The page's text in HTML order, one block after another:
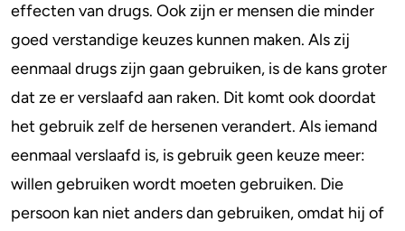
effecten van drugs. Ook zijn er mensen die minder
goed verstandige keuzes kunnen maken. Als zij
eenmaal drugs zijn gaan gebruiken, is de kans groter
dat ze er verslaafd aan raken. Dit komt ook doordat
het gebruik zelf de hersenen verandert. Als iemand
eenmaal verslaafd is, is gebruik geen keuze meer:
willen gebruiken wordt moeten gebruiken. Die
persoon kan niet anders dan gebruiken, omdat hij of